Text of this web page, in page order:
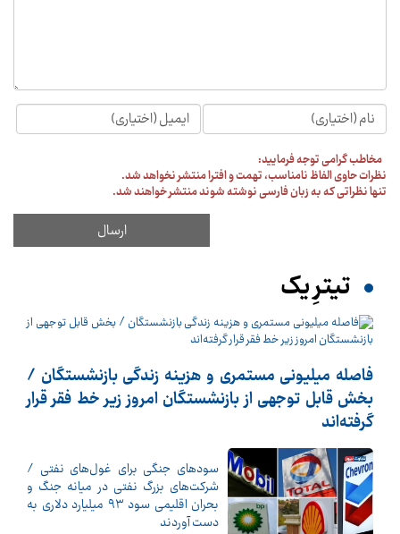
مخاطب گرامی توجه فرمایید:
نظرات حاوی الفاظ نامناسب، تهمت و افترا منتشر نخواهد شد.
تنها نظراتی که به زبان فارسی نوشته شوند منتشر خواهند شد.
تیترِ یک
فاصله میلیونی مستمری و هزینه زندگی بازنشستگان /
بخش قابل توجهی از بازنشستگان امروز زیر خط فقر قرار
گرفته‌اند
سودهای جنگی برای غول‌های نفتی /
شرکت‌های بزرگ نفتی در میانه جنگ و
بحران اقلیمی سود ۹۳ میلیارد دلاری به
دست آوردند